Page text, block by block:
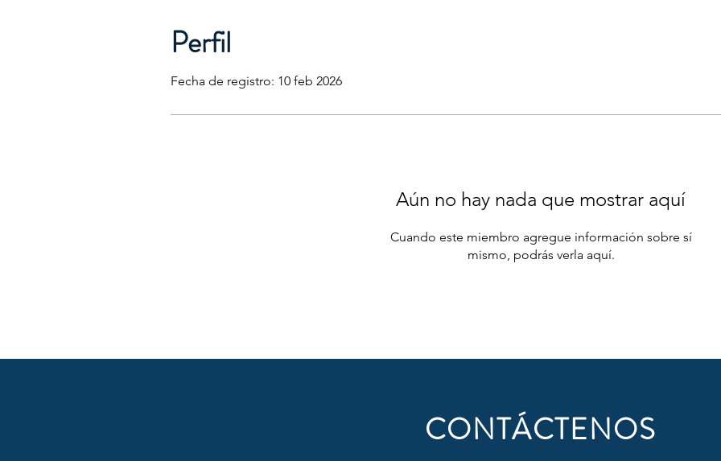
Perfil
Fecha de registro: 10 feb 2026
Aún no hay nada que mostrar aquí
Cuando este miembro agregue información sobre sí
mismo, podrás verla aquí.
CONTÁCTENOS